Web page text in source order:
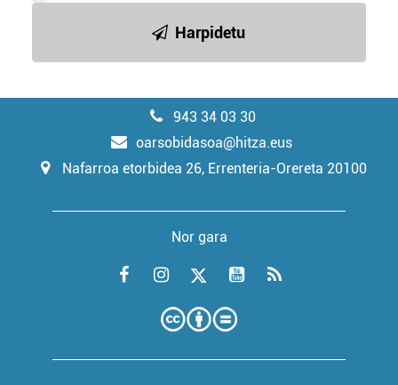
Harpidetu
943 34 03 30
oarsobidasoa@hitza.eus
Nafarroa etorbidea 26, Errenteria-Orereta 20100
Nor gara